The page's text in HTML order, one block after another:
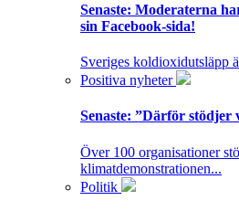
Senaste: Moderaterna
sin Facebook-sida!
Sveriges koldioxidutsläpp
Positiva nyheter
Senaste: ”Därför stödjer
Över 100 organisationer
klimatdemonstrationen...
Politik